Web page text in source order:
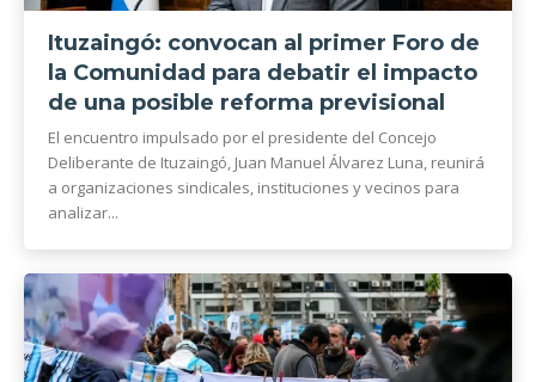
Ituzaingó: convocan al primer Foro de
la Comunidad para debatir el impacto
de una posible reforma previsional
El encuentro impulsado por el presidente del Concejo
Deliberante de Ituzaingó, Juan Manuel Álvarez Luna, reunirá
a organizaciones sindicales, instituciones y vecinos para
analizar...